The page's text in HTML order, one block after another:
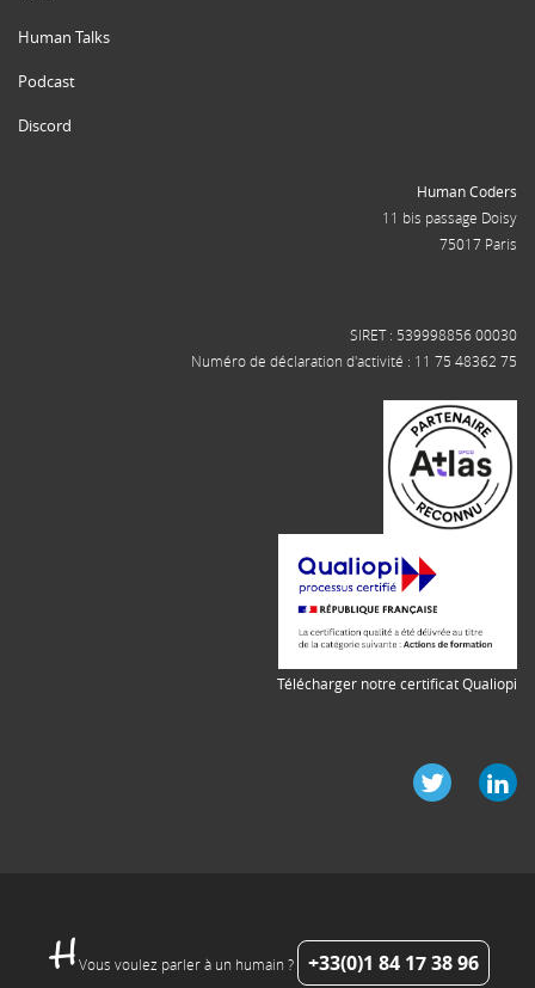
Human Talks
Podcast
Discord
Human Coders
11 bis passage Doisy
75017 Paris
SIRET : 539998856 00030
Numéro de déclaration d'activité : 11 75 48362 75
Télécharger notre certificat Qualiopi
Vous voulez parler à un humain ? +33(0)1 84 17 38 96